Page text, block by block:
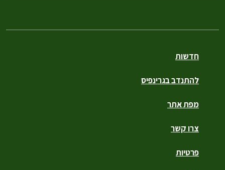
חדשות
להתנדב בגרינפיס
מפת אתר
צרו קשר
פרטיות